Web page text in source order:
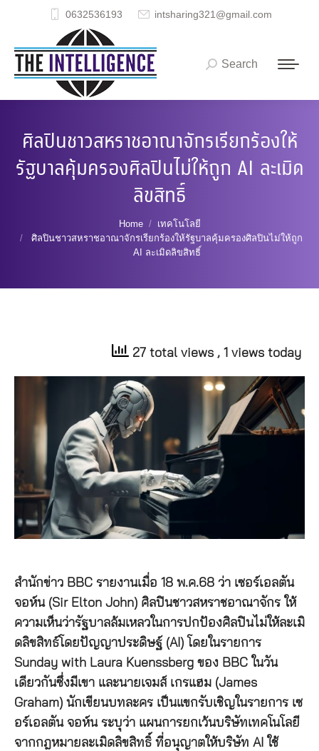
0632536193 intsharing321@gmail.com
Search:
Search
ศิลปินชาวสหราชอาณาจักรเรียกร้องให้
รัฐบาลคุ้มครองศิลปินไม่ให้ถูก AI ละเมิด
ลิขสิทธิ์
Home
เทคโนโลยี
ศิลปินชาวสหราชอาณาจักรเรียกร้องให้รัฐบาลคุ้มครองศิลปินไม่ให้ถูก
AI ละเมิดลิขสิทธิ์
27 total views , 1 views today
สำนักข่าว BBC รายงานเมื่อ 18 พ.ค.68 ว่า เซอร์เอลตัน
จอห์น (Sir Elton John) ศิลปินชาวสหราชอาณาจักร ให้
ความเห็นว่ารัฐบาลล้มเหลวในการปกป้องศิลปินไม่ให้ละเมิ
ดลิขสิทธ์โดยปัญญาประดิษฐ์ (AI) โดยในรายการ
Sunday with Laura Kuenssberg ของ BBC ในวัน
เดียวกันซึ่งมีเขา และนายเจมส์ เกรแฮม (James
Graham) นักเขียนบทละคร เป็นแขกรับเชิญในรายการ เซ
อร์เอลตัน จอห์น ระบุว่า แผนการยกเว้นบริษัทเทคโนโลยี
จากกฎหมายละเมิดลิขสิทธิ์ ที่อนุญาตให้บริษัท AI ใช้